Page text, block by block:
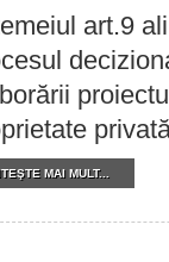
art.9
MAI MULT...